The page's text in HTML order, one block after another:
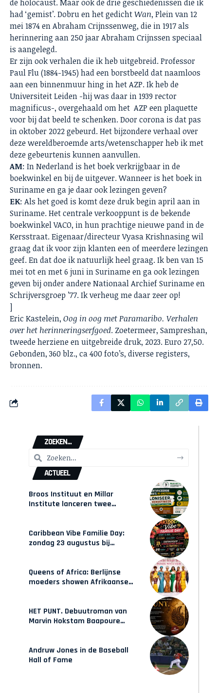
de holocaust. Maar ook de drie geschiedenissen die ik
had ‘gemist’. Dobru en het gedichtWan, Plein van 12
mei 1874 en Abraham Crijnssenweg, die in 1917 als
herinnering aan 250 jaar Abraham Crijnssen speciaal
is aangelegd.
Er zijn ook verhalen die ik heb uitgebreid. Professor
Paul Flu (1884-1945) had een borstbeeld dat naamloos
aan een binnenmuur hing in het AZP. Ik heb de
Universiteit Leiden -hij was daar in 1939 rector
magnificus-, overgehaald om het AZP een plaquette
voor bij dat beeld te schenken. Door corona is dat pas
in oktober 2022 gebeurd. Het bijzondere verhaal over
deze wereldberoemde arts/wetenschapper heb ik met
deze gebeurtenis kunnen aanvullen.
AM: In Nederland is het boek verkrijgbaar in de
boekwinkel en bij de uitgever. Wanneer is het boek in
Suriname en ga je daar ook lezingen geven?
EK: Als het goed is komt deze druk begin april aan in
Suriname. Het centrale verkooppunt is de bekende
boekwinkel VACO, in hun prachtige nieuwe pand in de
Kersstraat. Eigenaar/directeur Vyasa Krishnasing wil
graag dat ik voor zijn klanten een of meerdere lezingen
geef. En dat doe ik natuurlijk heel graag. Ik ben van 15
mei tot en met 6 juni in Suriname en ga ook lezingen
geven bij onder andere Nationaal Archief Suriname en
Schrijversgroep ’77. Ik verheug me daar zeer op!
]
Eric Kastelein, Oog in oog met Paramaribo. Verhalen
over het herinneringserfgoed. Zoetermeer, Sampreshan,
tweede herziene en uitgebreide druk, 2023. Euro 27,50.
Gebonden, 360 blz., ca 400 foto’s, diverse registers,
bronnen.
ZOEKEN...
ACTUEEL
Broos Instituut en Millar
Institute lanceren twee
Caribbean Vibe Familie Day:
zondag 23 augustus bij
Queens of Africa: Berlijnse
moeders showen Afrikaanse
HET PUNT. Debuutroman van
Marvin Hokstam Baapoure
Andruw Jones in de Baseball
Hall of Fame